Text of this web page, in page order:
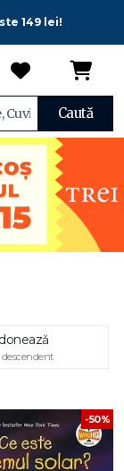
149 lei!
Caută
-50%